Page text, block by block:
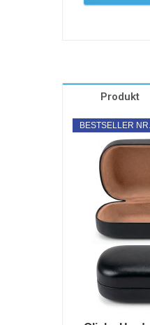
Produkt
BESTSELLER